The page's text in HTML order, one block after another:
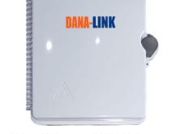
Add to
wishlist